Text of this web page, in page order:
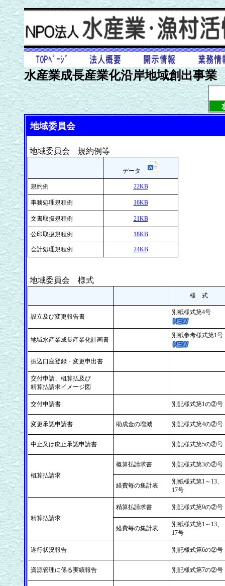
水産業成長産業化沿岸地域創出事業
地域委員会
地域委員会 規約例等
データ
規約例 22KB
事務処理規程例 16KB
文書取扱規程例 21KB
公印取扱規程例 18KB
会計処理規程例 24KB
地域委員会 様式
様 式
設立及び変更報告書
別紙様式第4号
地域水産業成長産業化計画書
別紙参考様式第1号
振込口座登録・変更申出書
交付申請、概算払及び
精算払請求イメージ図
交付申請書 別記様式第1の②号
変更承認申請書 助成金の増減 別記様式第4の②号
中止又は廃止承認申請書 別記様式第5の②号
概算払請求
概算払請求書 別記様式第3の②号
経費毎の集計表
別紙様式第1～13、
17号
精算払請求
精算払請求書 別記様式第9の②号
経費毎の集計表
別紙様式第1～13、
17号
遂行状況報告 別記様式第6の②号
資源管理に係る実績報告 別記様式第7の②号